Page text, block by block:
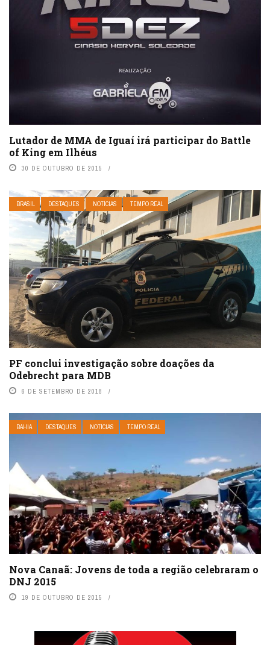
Lutador de MMA de Iguaí irá participar do Battle
of King em Ilhéus
30 DE OUTUBRO DE 2015
BRASIL DESTAQUES NOTÍCIAS TEMPO REAL
PF conclui investigação sobre doações da
Odebrecht para MDB
6 DE SETEMBRO DE 2018
BAHIA DESTAQUES NOTÍCIAS TEMPO REAL
Nova Canaã: Jovens de toda a região celebraram o
DNJ 2015
19 DE OUTUBRO DE 2015